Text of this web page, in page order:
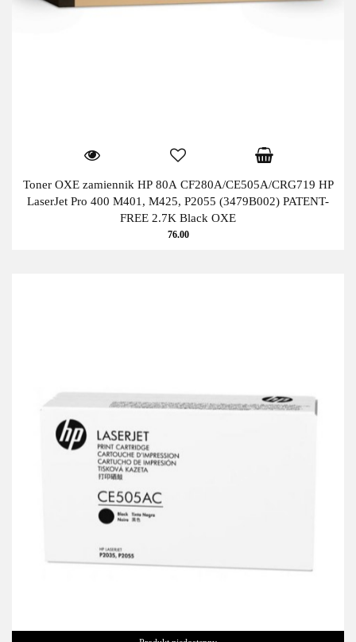
Toner OXE zamiennik HP 80A CF280A/CE505A/CRG719 HP
LaserJet Pro 400 M401, M425, P2055 (3479B002) PATENT-
FREE 2.7K Black OXE
76.00